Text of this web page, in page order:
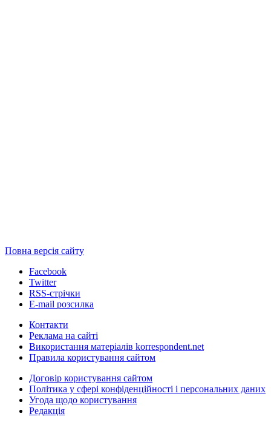
Повна версія сайту
Facebook
Twitter
RSS-стрічки
E-mail розсилка
Контакти
Реклама на сайті
Використання матеріалів korrespondent.net
Правила користування сайтом
Договір користування сайтом
Політика у сфері конфіденційності і персональних даних
Угода щодо користування
Редакція